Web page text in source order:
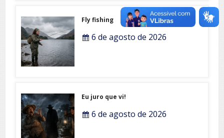
Fly fishing
6 de agosto de 2026
Eu juro que vi!
6 de agosto de 2026